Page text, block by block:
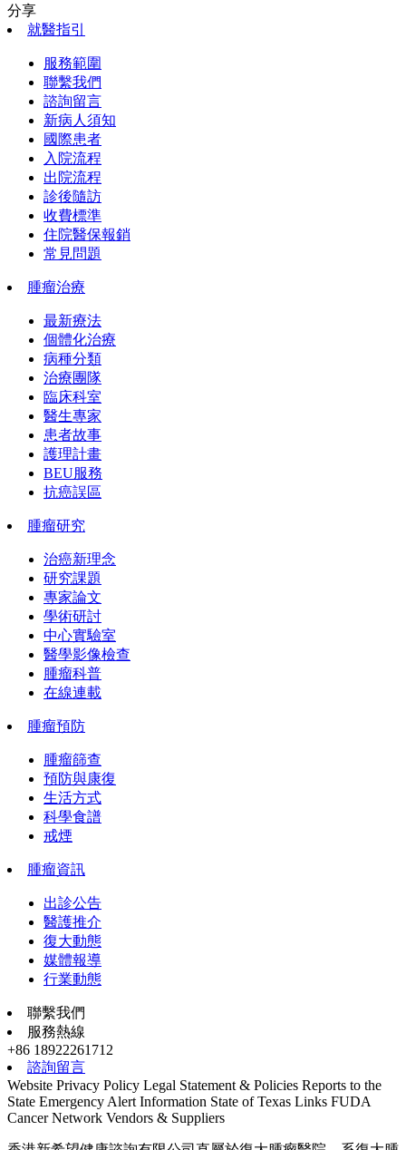
分享
就醫指引
服務範圍
聯繫我們
諮詢留言
新病人須知
國際患者
入院流程
出院流程
診後隨訪
收費標準
住院醫保報銷
常見問題
腫瘤治療
最新療法
個體化治療
病種分類
治療團隊
臨床科室
醫生專家
患者故事
護理計畫
BEU服務
抗癌誤區
腫瘤研究
治癌新理念
研究課題
專家論文
學術研討
中心實驗室
醫學影像檢查
腫瘤科普
在線連載
腫瘤預防
腫瘤篩查
預防與康復
生活方式
科學食譜
戒煙
腫瘤資訊
出診公告
醫護推介
復大動態
媒體報導
行業動態
聯繫我們
服務熱線
+86 18922261712
諮詢留言
Website Privacy Policy Legal Statement & Policies Reports to the
State Emergency Alert Information State of Texas Links FUDA
Cancer Network Vendors & Suppliers